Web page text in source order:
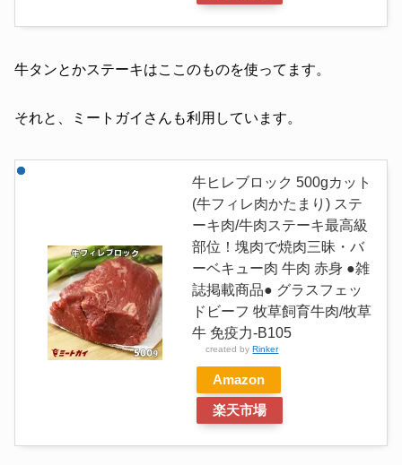
牛タンとかステーキはここのものを使ってます。
それと、ミートガイさんも利用しています。
牛ヒレブロック 500gカット
(牛フィレ肉かたまり) ステ
ーキ肉/牛肉ステーキ最高級
部位！塊肉で焼肉三昧・バ
ーベキュー肉 牛肉 赤身 ●雑
誌掲載商品● グラスフェッ
ドビーフ 牧草飼育牛肉/牧草
牛 免疫力-B105
created byRinker
Amazon
楽天市場